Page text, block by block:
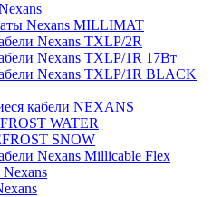
Nexans MILLIMAT
Nexans TXLP/2R
Nexans TXLP/1R 17Вт
Nexans TXLP/1R BLACK
кабели NEXANS
WATER
SNOW
Nexans Millicable Flex